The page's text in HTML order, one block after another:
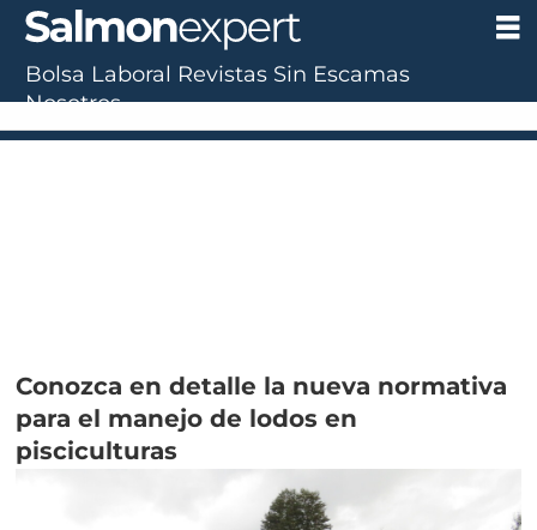
Conozca en detalle la nueva normativa
para el manejo de lodos en
pisciculturas
Bolsa Laboral Revistas Sin Escamas
Nosotros